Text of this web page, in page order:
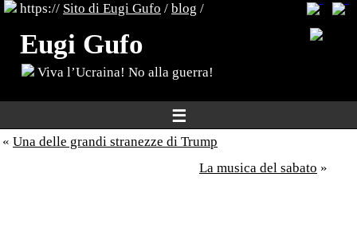
https:// Sito di Eugi Gufo / blog /
Eugi Gufo
Viva l’Ucraina! No alla guerra!
☰
« Una delle grandi stranezze di Trump
La musica del sabato »